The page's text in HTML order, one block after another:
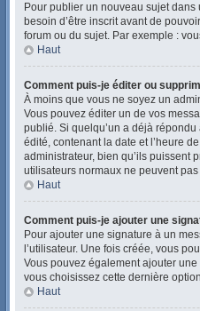
Pour publier un nouveau sujet
besoin d’être inscrit avant de
forum ou du sujet. Par exemple :
Haut
Comment puis-je éditer ou
À moins que vous ne soyez un
Vous pouvez éditer un de vos
publié. Si quelqu’un a déjà
édité, contenant la date et l’heure
administrateur, bien qu’ils puissent
utilisateurs normaux ne peuvent
Haut
Comment puis-je ajouter une
Pour ajouter une signature à un
l’utilisateur. Une fois créée, vous
Vous pouvez également ajouter
vous choisissez cette dernière
Haut